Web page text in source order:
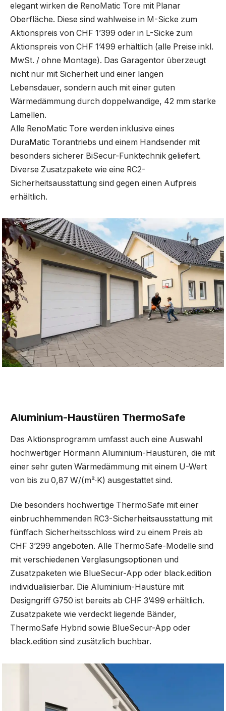
elegant wirken die RenoMatic Tore mit Planar
Oberfläche. Diese sind wahlweise in M-Sicke zum
Aktionspreis von CHF 1’399 oder in L-Sicke zum
Aktionspreis von CHF 1’499 erhältlich (alle Preise inkl.
MwSt. / ohne Montage). Das Garagentor überzeugt
nicht nur mit Sicherheit und einer langen
Lebensdauer, sondern auch mit einer guten
Wärmedämmung durch doppelwandige, 42 mm starke
Lamellen.
Alle RenoMatic Tore werden inklusive eines
DuraMatic Torantriebs und einem Handsender mit
besonders sicherer BiSecur-Funktechnik geliefert.
Diverse Zusatzpakete wie eine RC2-
Sicherheitsausstattung sind gegen einen Aufpreis
erhältlich.
Aluminium-Haustüren ThermoSafe
Das Aktionsprogramm umfasst auch eine Auswahl
hochwertiger Hörmann Aluminium-Haustüren, die mit
einer sehr guten Wärmedämmung mit einem U-Wert
von bis zu 0,87 W/(m²∙K) ausgestattet sind.
Die besonders hochwertige ThermoSafe mit einer
einbruchhemmenden RC3-Sicherheitsausstattung mit
fünffach Sicherheitsschloss wird zu einem Preis ab
CHF 3’299 angeboten. Alle ThermoSafe-Modelle sind
mit verschiedenen Verglasungsoptionen und
Zusatzpaketen wie BlueSecur-App oder black.edition
individualisierbar. Die Aluminium-Haustüre mit
Designgriff G750 ist bereits ab CHF 3’499 erhältlich.
Zusatzpakete wie verdeckt liegende Bänder,
ThermoSafe Hybrid sowie BlueSecur-App oder
black.edition sind zusätzlich buchbar.